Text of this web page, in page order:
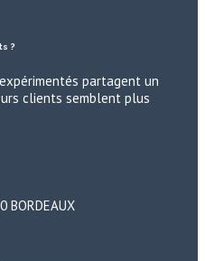
?
partagent un
clients semblent plus
BORDEAUX